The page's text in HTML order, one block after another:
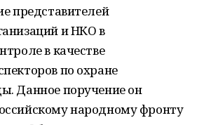
представителей
и НКО в
в качестве
по охране
Данное поручение он
народному фронту